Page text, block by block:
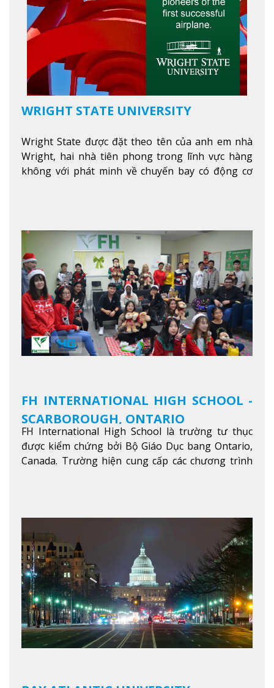
WRIGHT STATE UNIVERSITY
Wright State được đặt theo tên của anh em nhà
Wright, hai nhà tiên phong trong lĩnh vực hàng
không với phát minh về chuyến bay có động cơ
FH INTERNATIONAL HIGH SCHOOL -
SCARBOROUGH, ONTARIO
FH International High School là trường tư thục
được kiểm chứng bởi Bộ Giáo Dục bang Ontario,
Canada. Trường hiện cung cấp các chương trình
nhanh chóng môi trường học tại Canada.Xem
thêm